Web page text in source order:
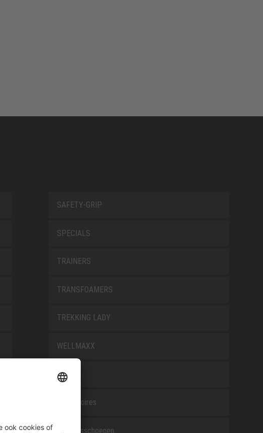
SAFETY-GRIP
SPECIALS
TRAINERS
TRANSFOAMERS
TREKKING LADY
WELLMAXX
WHITE
Accessoires
Beroepsschoenen